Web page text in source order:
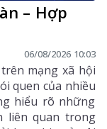
– Hợp
06/08/2026 10:03
mạng xã hội
quen của nhiều
hiểu rõ những
liên quan trong